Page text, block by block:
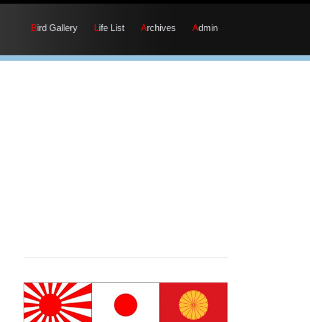
Bird Gallery Life List Archives Admin